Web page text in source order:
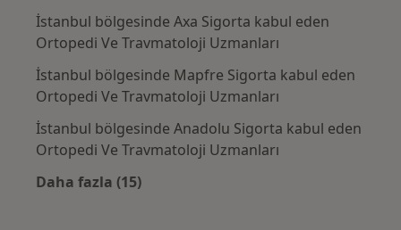
İstanbul bölgesinde Axa Sigorta kabul eden
Ortopedi Ve Travmatoloji Uzmanları
İstanbul bölgesinde Mapfre Sigorta kabul eden
Ortopedi Ve Travmatoloji Uzmanları
İstanbul bölgesinde Anadolu Sigorta kabul eden
Ortopedi Ve Travmatoloji Uzmanları
Daha fazla (15)